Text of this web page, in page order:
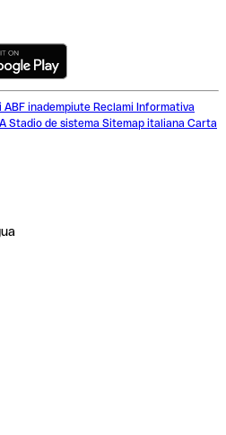
ABF inadempiute Reclami Informativa
Stadio de sistema Sitemap italiana Carta